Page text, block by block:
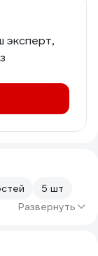
эксперт,
5 шт
Развернуть